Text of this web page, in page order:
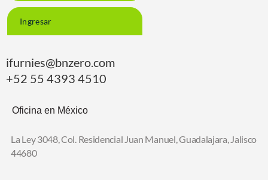
Ingresar
ifurnies@bnzero.com
+52 55 4393 4510
Oficina en México
La Ley 3048, Col. Residencial Juan Manuel,Guadalajara, Jalisco
44680